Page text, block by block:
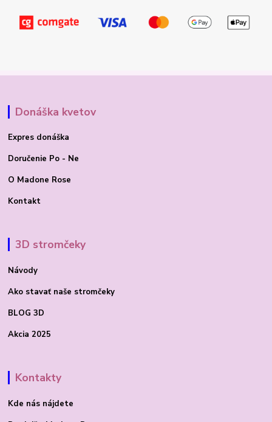
Donáška kvetov
Expres donáška
Doručenie Po - Ne
O Madone Rose
Kontakt
3D stromčeky
Návody
Ako stavať naše stromčeky
BLOG 3D
Akcia 2025
Kontakty
Kde nás nájdete